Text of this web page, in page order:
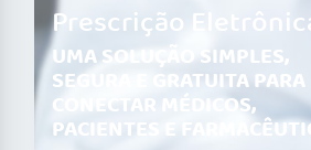
Prescrição
UMA SOLUÇÃO SIMPLES,
SEGURA E GRATUITA PARA
CONECTAR MÉDICOS,
PACIENTES E